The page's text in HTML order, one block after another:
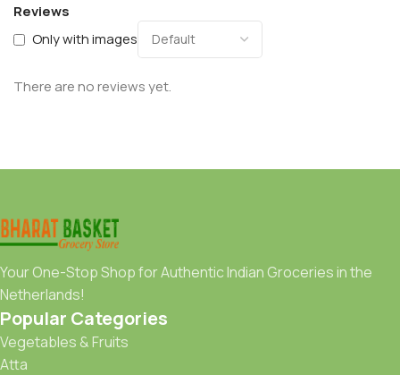
Reviews
Only with images
There are no reviews yet.
Your One-Stop Shop for Authentic Indian Groceries in the
Netherlands!
Popular Categories
Vegetables & Fruits
Atta